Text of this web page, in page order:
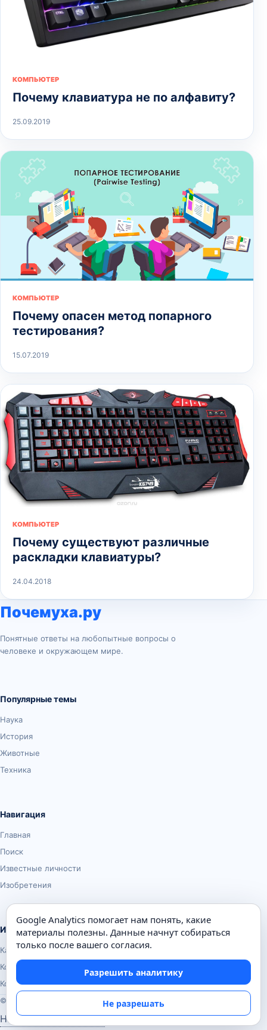
КОМПЬЮТЕР
Почему клавиатура не по алфавиту?
25.09.2019
КОМПЬЮТЕР
Почему опасен метод попарного
тестирования?
15.07.2019
КОМПЬЮТЕР
Почему существуют различные
раскладки клавиатуры?
24.04.2018
Почемуха.ру
Понятные ответы на любопытные вопросы о
человеке и окружающем мире.
Популярные темы
Наука
История
Животные
Техника
Навигация
Главная
Поиск
Известные личности
Изобретения
Информация
Карта сайта
Контакты
Конфиденциальность
© Почемуха.ру, 2010–2026
Настройки аналитики
Google Analytics помогает нам понять, какие
материалы полезны. Данные начнут собираться
только после вашего согласия.
Разрешить аналитику
Не разрешать